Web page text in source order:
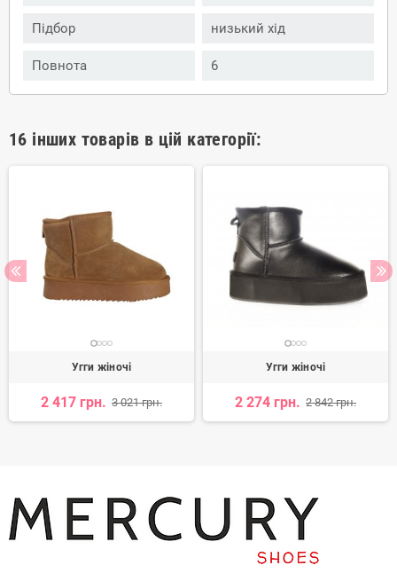
Підбор низький хід
Повнота 6
16 інших товарів в цій категорії:
Угги жіночі
2 417 грн. 3 021 грн.
Угги жіночі
2 274 грн. 2 842 грн.